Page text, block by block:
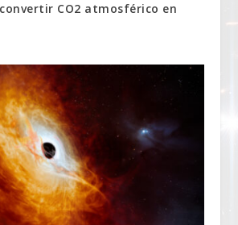
CO2 atmosférico en